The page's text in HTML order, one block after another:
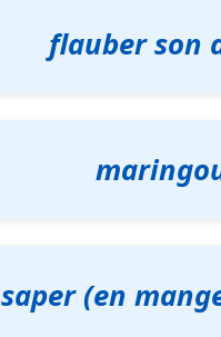
flauber son
saper (en